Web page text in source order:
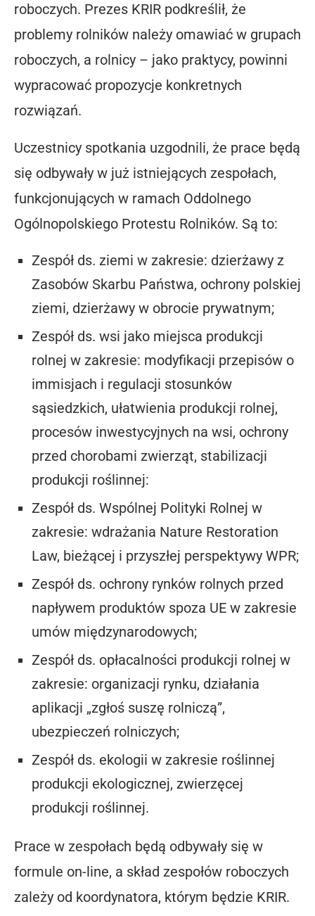
roboczych. Prezes KRIR podkreślił, że
problemy rolników należy omawiać w grupach
roboczych, a rolnicy – jako praktycy, powinni
wypracować propozycje konkretnych
rozwiązań.
Uczestnicy spotkania uzgodnili, że prace będą
się odbywały w już istniejących zespołach,
funkcjonujących w ramach Oddolnego
Ogólnopolskiego Protestu Rolników. Są to:
Zespół ds. ziemi w zakresie: dzierżawy z
Zasobów Skarbu Państwa, ochrony polskiej
ziemi, dzierżawy w obrocie prywatnym;
Zespół ds. wsi jako miejsca produkcji
rolnej w zakresie: modyfikacji przepisów o
immisjach i regulacji stosunków
sąsiedzkich, ułatwienia produkcji rolnej,
procesów inwestycyjnych na wsi, ochrony
przed chorobami zwierząt, stabilizacji
produkcji roślinnej:
Zespół ds. Wspólnej Polityki Rolnej w
zakresie: wdrażania Nature Restoration
Law, bieżącej i przyszłej perspektywy WPR;
Zespół ds. ochrony rynków rolnych przed
napływem produktów spoza UE w zakresie
umów międzynarodowych;
Zespół ds. opłacalności produkcji rolnej w
zakresie: organizacji rynku, działania
aplikacji „zgłoś suszę rolniczą”,
ubezpieczeń rolniczych;
Zespół ds. ekologii w zakresie roślinnej
produkcji ekologicznej, zwierzęcej
produkcji roślinnej.
Prace w zespołach będą odbywały się w
formule on-line, a skład zespołów roboczych
zależy od koordynatora, którym będzie KRIR.